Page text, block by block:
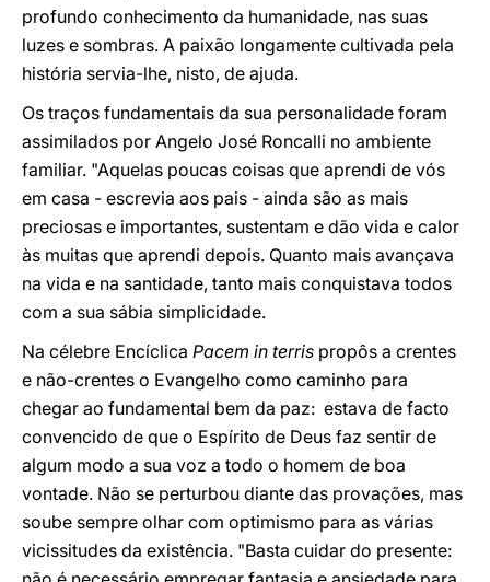
profundo conhecimento da humanidade, nas suas
luzes e sombras. A paixão longamente cultivada pela
história servia-lhe, nisto, de ajuda.
Os traços fundamentais da sua personalidade foram
assimilados por Angelo José Roncalli no ambiente
familiar. "Aquelas poucas coisas que aprendi de vós
em casa - escrevia aos pais - ainda são as mais
preciosas e importantes, sustentam e dão vida e calor
às muitas que aprendi depois. Quanto mais avançava
na vida e na santidade, tanto mais conquistava todos
com a sua sábia simplicidade.
Na célebre Encíclica Pacem in terris propôs a crentes
e não-crentes o Evangelho como caminho para
chegar ao fundamental bem da paz: estava de facto
convencido de que o Espírito de Deus faz sentir de
algum modo a sua voz a todo o homem de boa
vontade. Não se perturbou diante das provações, mas
soube sempre olhar com optimismo para as várias
vicissitudes da existência. "Basta cuidar do presente: